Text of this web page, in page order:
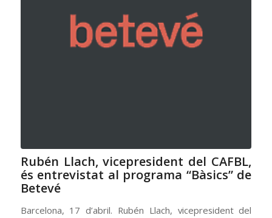
Rubén Llach, vicepresident del CAFBL,
és entrevistat al programa “Bàsics” de
Betevé
Barcelona, 17 d’abril. Rubén Llach, vicepresident del